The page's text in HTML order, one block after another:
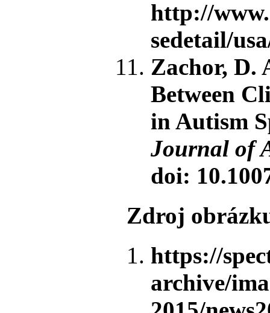
http://
sedetail/
Zachor, D.
Between
in Autism
Journal of
doi:
Zdroj
https://
archive/